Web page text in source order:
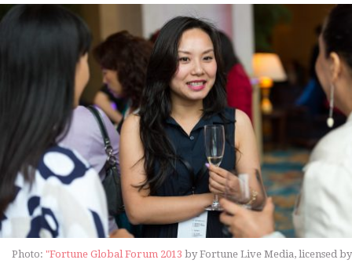
Photo: "Fortune Global Forum 2013 by Fortune Live Media, licensed by